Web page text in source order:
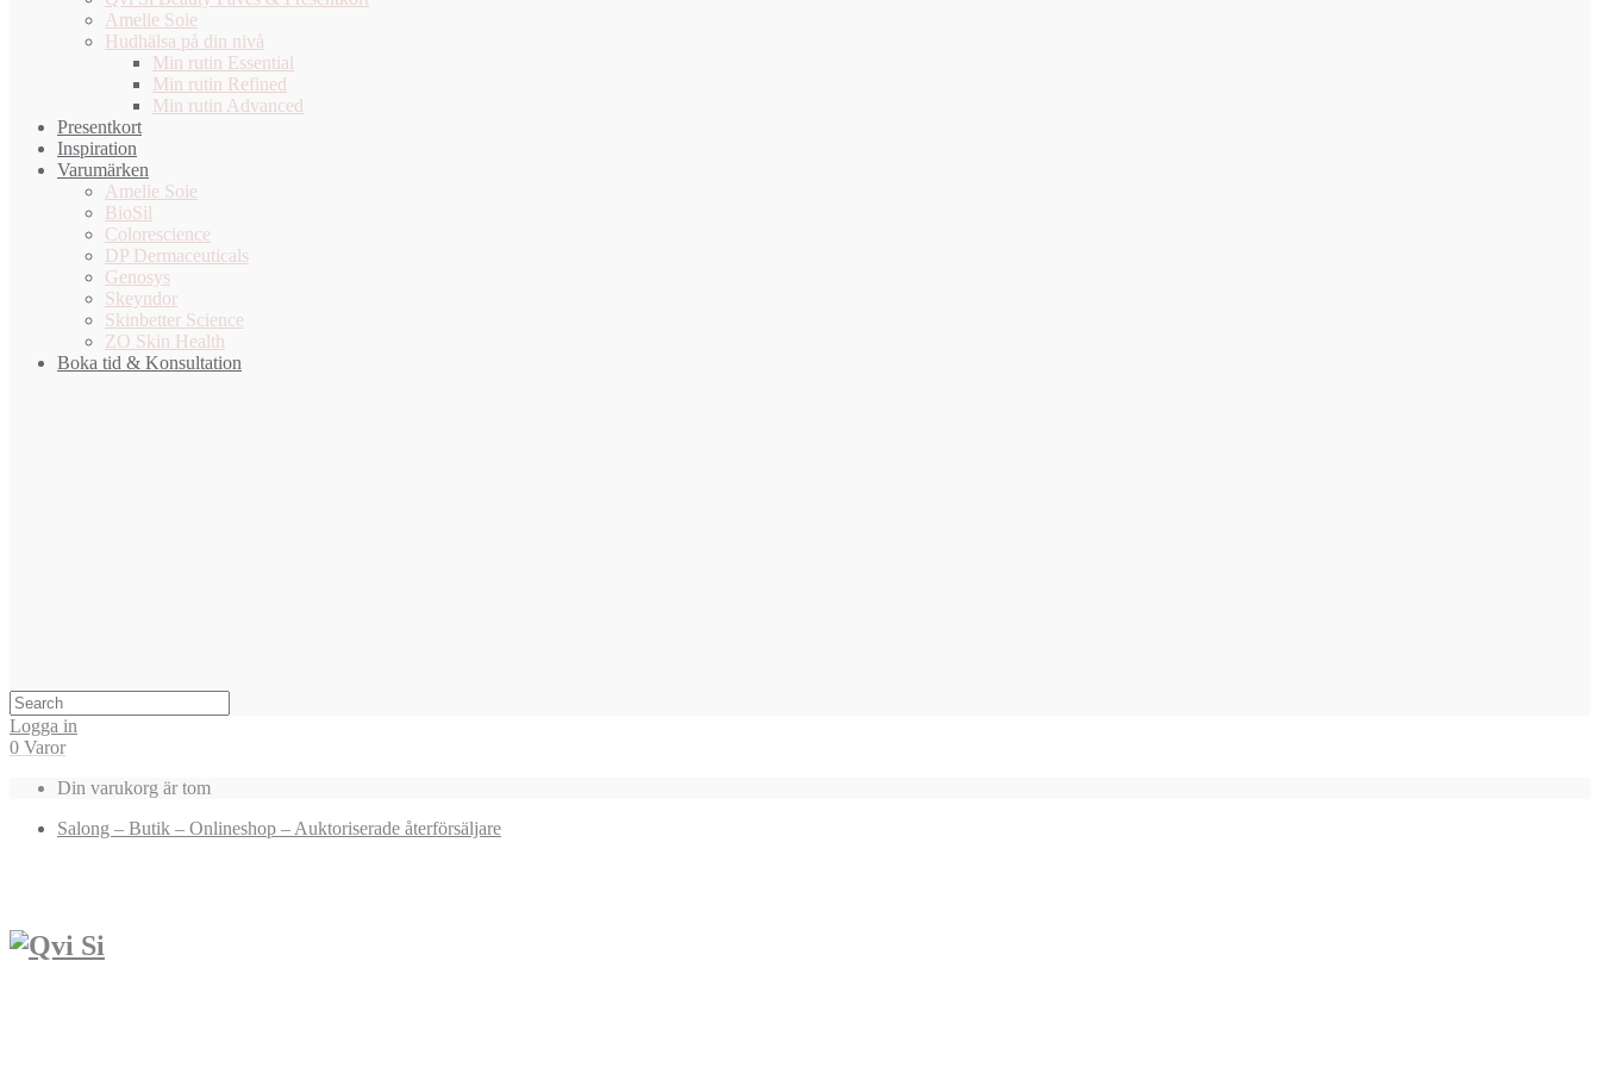
Amelie Soie
Hudhälsa på din nivå
Min rutin Essential
Min rutin Refined
Min rutin Advanced
Presentkort
Inspiration
Varumärken
Amelie Soie
BioSil
Colorescience
DP Dermaceuticals
Genosys
Skeyndor
Skinbetter Science
ZO Skin Health
Boka tid & Konsultation
Logga in
0 Varor
Din varukorg är tom
Salong – Butik – Onlineshop – Auktoriserade återförsäljare